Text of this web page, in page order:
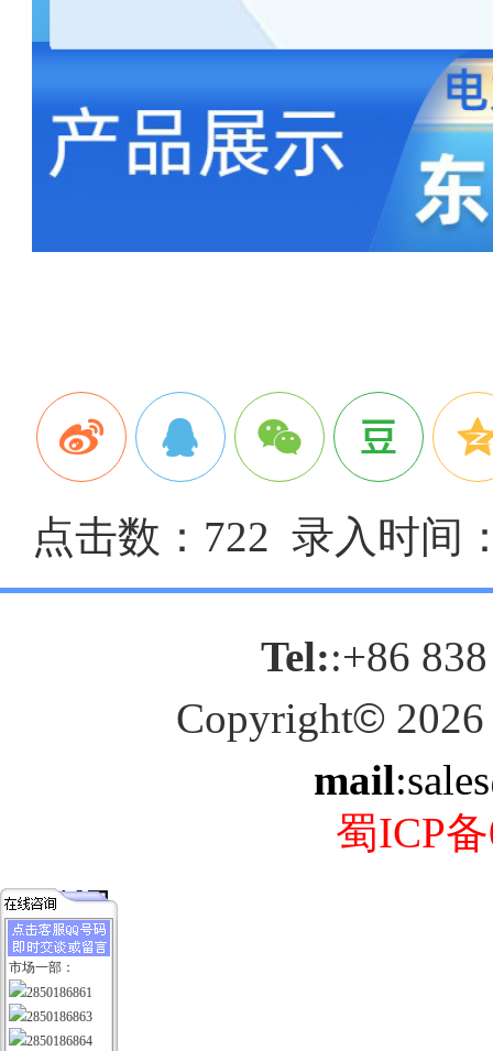
点击数：722 录入时间
Tel::+86
Copyright© 2026
mail
蜀ICP
市场一部：
2850186861
2850186863
2850186864